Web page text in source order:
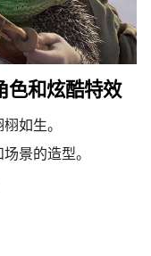
色和炫酷特效
如生。
景的造型。